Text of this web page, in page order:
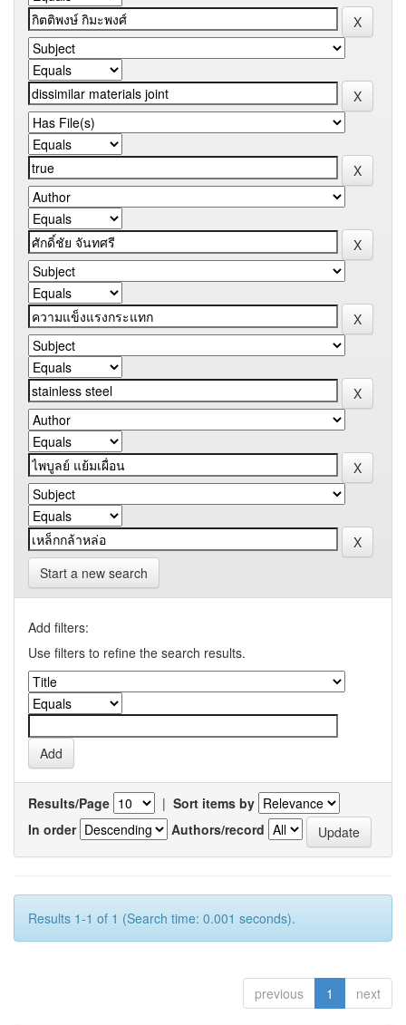
Start a new search
Add filters:
Use filters to refine the search results.
Results/Page | Sort items by
In order
Authors/record
Results 1-1 of 1 (Search time: 0.001 seconds).
previous 1 next